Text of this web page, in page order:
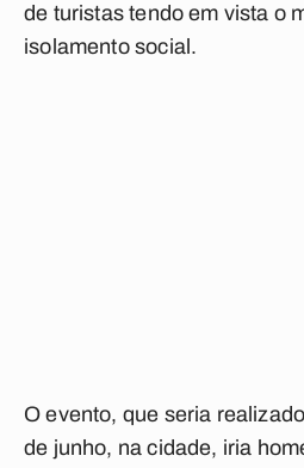
de turistas tendo em vista o
isolamento social.
O evento, que seria
de junho, na cidade, iria